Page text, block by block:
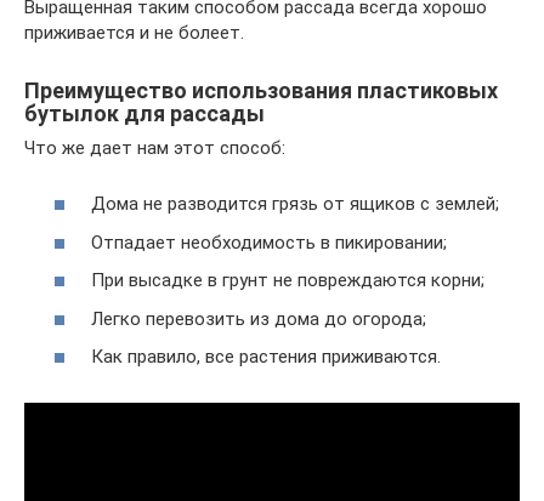
Выращенная таким способом рассада всегда хорошо
приживается и не болеет.
Преимущество использования пластиковых
бутылок для рассады
Что же дает нам этот способ:
Дома не разводится грязь от ящиков с землей;
Отпадает необходимость в пикировании;
При высадке в грунт не повреждаются корни;
Легко перевозить из дома до огорода;
Как правило, все растения приживаются.